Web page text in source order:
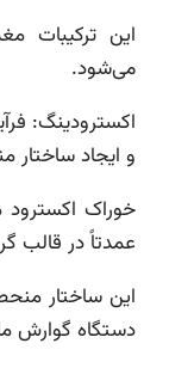
این ترکیبات
می‌شود.
اکسترودینگ:
و ایجاد
خوراک
عمدتاً در قالب
این ساختار
دستگاه گوارش